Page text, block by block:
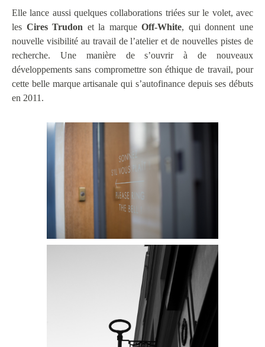
Elle lance aussi quelques collaborations triées sur le volet, avec
les Cires Trudon et la marqueOff-White, qui donnent une
nouvelle visibilité au travail de l’atelier et de nouvelles pistes de
recherche. Une manière de s’ouvrir à de nouveaux
développements sans compromettre son éthique de travail, pour
cette belle marque artisanale qui s’autofinance depuis ses débuts
en 2011.